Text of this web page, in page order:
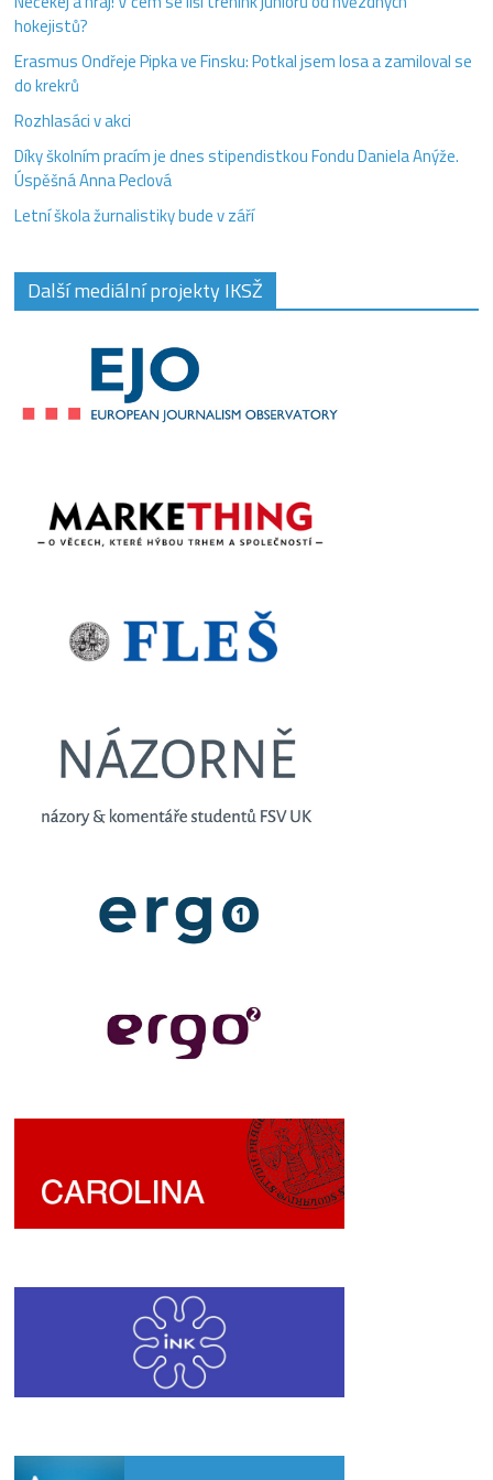
hokejistů?
Erasmus Ondřeje Pipka ve Finsku: Potkal jsem losa a zamiloval se
do krekrů
Rozhlasáci v akci
Díky školním pracím je dnes stipendistkou Fondu Daniela Anýže.
Úspěšná Anna Peclová
Letní škola žurnalistiky bude v září
Další mediální projekty IKSŽ